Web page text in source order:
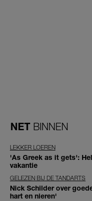
NET BINNEN
LEKKER LOEREN
'As Greek as it gets':
vakantie
GELEZEN BIJ DE TANDARTS
Nick Schilder over
hart en nieren'